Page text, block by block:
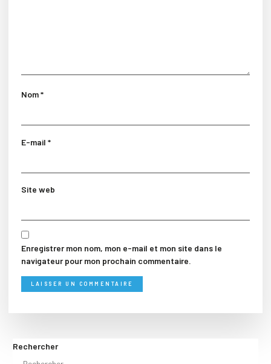
Nom*
E-mail *
Site web
Enregistrer mon nom, mon e-mail et mon site dans le
navigateur pour mon prochain commentaire.
Rechercher